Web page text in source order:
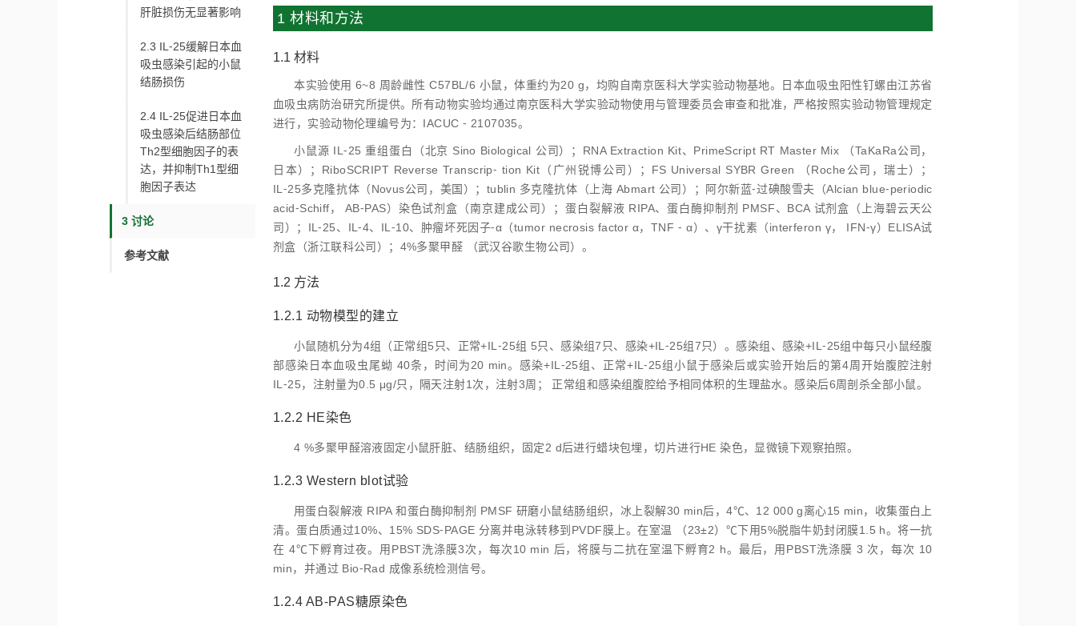
肝脏损伤无显著影响
2.3 IL⁃25缓解日本血
吸虫感染引起的小鼠
结肠损伤
2.4 IL⁃25促进日本血
吸虫感染后结肠部位
Th2型细胞因子的表
达，并抑制Th1型细
胞因子表达
3 讨论
参考文献
1 材料和方法
1.1 材料
本实验使用 6~8 周龄雌性 C57BL/6 小鼠，体重约为20 g，均购自南京医科大学实验动物基地。日本血吸虫阳性钉螺由江苏省
血吸虫病防治研究所提供。所有动物实验均通过南京医科大学实验动物使用与管理委员会审查和批准，严格按照实验动物管理规定
进行，实验动物伦理编号为：IACUC ⁃ 2107035。
小鼠源 IL⁃25 重组蛋白（北京 Sino Biological 公司）；RNA Extraction Kit、PrimeScript RT Master Mix （TaKaRa公司，
日本）；RiboSCRIPT Reverse Transcrip⁃ tion Kit（广州锐博公司）；FS Universal SYBR Green （Roche公司，瑞士）；
IL⁃25多克隆抗体（Novus公司，美国）；tublin 多克隆抗体（上海 Abmart 公司）；阿尔新蓝⁃过碘酸雪夫（Alcian blue⁃periodic
acid⁃Schiff， AB⁃PAS）染色试剂盒（南京建成公司）；蛋白裂解液 RIPA、蛋白酶抑制剂 PMSF、BCA 试剂盒（上海碧云天公
司）；IL⁃25、IL⁃4、IL⁃10、肿瘤坏死因子⁃α（tumor necrosis factor α，TNF ⁃ α）、γ干扰素（interferon γ， IFN⁃γ）ELISA试
剂盒（浙江联科公司）；4%多聚甲醛 （武汉谷歌生物公司）。
1.2 方法
1.2.1 动物模型的建立
小鼠随机分为4组（正常组5只、正常+IL⁃25组 5只、感染组7只、感染+IL⁃25组7只）。感染组、感染+IL⁃25组中每只小鼠经腹
部感染日本血吸虫尾蚴 40条，时间为20 min。感染+IL⁃25组、正常+IL⁃25组小鼠于感染后或实验开始后的第4周开始腹腔注射
IL⁃25，注射量为0.5 μg/只，隔天注射1次，注射3周； 正常组和感染组腹腔给予相同体积的生理盐水。感染后6周剖杀全部小鼠。
1.2.2 HE染色
4 %多聚甲醛溶液固定小鼠肝脏、结肠组织，固定2 d后进行蜡块包埋，切片进行HE 染色，显微镜下观察拍照。
1.2.3 Western blot试验
用蛋白裂解液 RIPA 和蛋白酶抑制剂 PMSF 研磨小鼠结肠组织，冰上裂解30 min后，4℃、12 000 g离心15 min，收集蛋白上
清。蛋白质通过10%、15% SDS⁃PAGE 分离并电泳转移到PVDF膜上。在室温 （23±2）℃下用5%脱脂牛奶封闭膜1.5 h。将一抗
在 4℃下孵育过夜。用PBST洗涤膜3次，每次10 min 后，将膜与二抗在室温下孵育2 h。最后，用PBST洗涤膜 3 次，每次 10
min，并通过 Bio⁃Rad 成像系统检测信号。
1.2.4 AB⁃PAS糖原染色